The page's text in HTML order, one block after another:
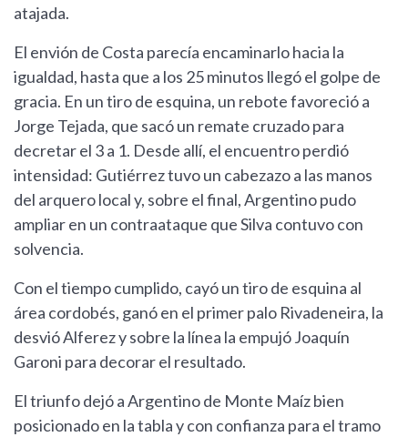
atajada.
El envión de Costa parecía encaminarlo hacia la
igualdad, hasta que a los 25 minutos llegó el golpe de
gracia. En un tiro de esquina, un rebote favoreció a
Jorge Tejada, que sacó un remate cruzado para
decretar el 3 a 1. Desde allí, el encuentro perdió
intensidad: Gutiérrez tuvo un cabezazo a las manos
del arquero local y, sobre el final, Argentino pudo
ampliar en un contraataque que Silva contuvo con
solvencia.
Con el tiempo cumplido, cayó un tiro de esquina al
área cordobés, ganó en el primer palo Rivadeneira, la
desvió Alferez y sobre la línea la empujó Joaquín
Garoni para decorar el resultado.
El triunfo dejó a Argentino de Monte Maíz bien
posicionado en la tabla y con confianza para el tramo